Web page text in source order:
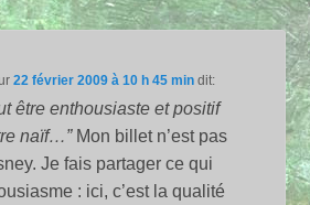
22 février 2009 à 10 h 45 min dit:
être enthousiaste et positif
naïf…”Mon billet n’est pas
Je fais partager ce qui
: ici, c’est la qualité